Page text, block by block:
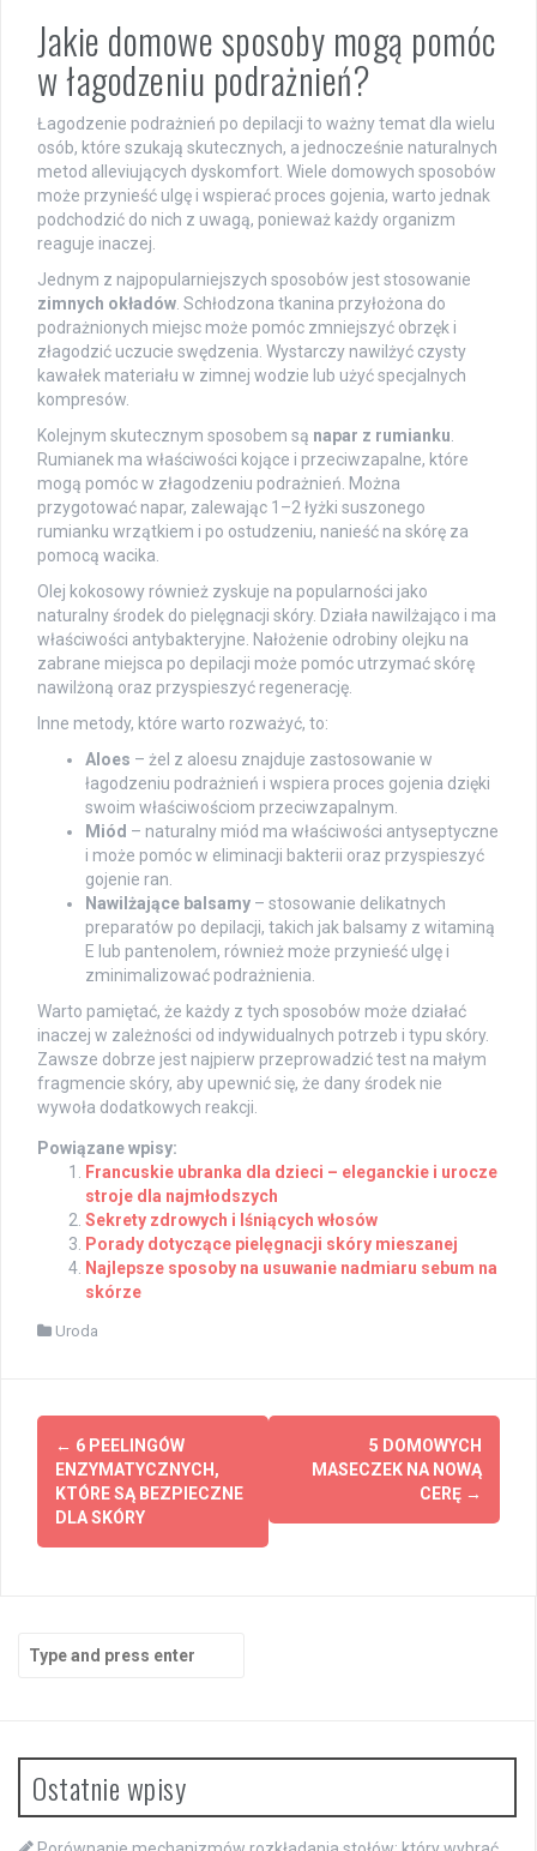
Jakie domowe sposoby mogą pomóc
w łagodzeniu podrażnień?
Łagodzenie podrażnień po depilacji to ważny temat dla wielu
osób, które szukają skutecznych, a jednocześnie naturalnych
metod alleviujących dyskomfort. Wiele domowych sposobów
może przynieść ulgę i wspierać proces gojenia, warto jednak
podchodzić do nich z uwagą, ponieważ każdy organizm
reaguje inaczej.
Jednym z najpopularniejszych sposobów jest stosowanie
zimnych okładów. Schłodzona tkanina przyłożona do
podrażnionych miejsc może pomóc zmniejszyć obrzęk i
złagodzić uczucie swędzenia. Wystarczy nawilżyć czysty
kawałek materiału w zimnej wodzie lub użyć specjalnych
kompresów.
Kolejnym skutecznym sposobem są napar z rumianku.
Rumianek ma właściwości kojące i przeciwzapalne, które
mogą pomóc w złagodzeniu podrażnień. Można
przygotować napar, zalewając 1–2 łyżki suszonego
rumianku wrzątkiem i po ostudzeniu, nanieść na skórę za
pomocą wacika.
Olej kokosowy również zyskuje na popularności jako
naturalny środek do pielęgnacji skóry. Działa nawilżająco i ma
właściwości antybakteryjne. Nałożenie odrobiny olejku na
zabrane miejsca po depilacji może pomóc utrzymać skórę
nawilżoną oraz przyspieszyć regenerację.
Inne metody, które warto rozważyć, to:
Aloes – żel z aloesu znajduje zastosowanie w
łagodzeniu podrażnień i wspiera proces gojenia dzięki
swoim właściwościom przeciwzapalnym.
Miód – naturalny miód ma właściwości antyseptyczne
i może pomóc w eliminacji bakterii oraz przyspieszyć
gojenie ran.
Nawilżające balsamy – stosowanie delikatnych
preparatów po depilacji, takich jak balsamy z witaminą
E lub pantenolem, również może przynieść ulgę i
zminimalizować podrażnienia.
Warto pamiętać, że każdy z tych sposobów może działać
inaczej w zależności od indywidualnych potrzeb i typu skóry.
Zawsze dobrze jest najpierw przeprowadzić test na małym
fragmencie skóry, aby upewnić się, że dany środek nie
wywoła dodatkowych reakcji.
Powiązane wpisy:
Francuskie ubranka dla dzieci – eleganckie i urocze
stroje dla najmłodszych
Sekrety zdrowych i lśniących włosów
Porady dotyczące pielęgnacji skóry mieszanej
Najlepsze sposoby na usuwanie nadmiaru sebum na
skórze
Uroda
Post
navigation
← 6 PEELINGÓW
ENZYMATYCZNYCH,
KTÓRE SĄ BEZPIECZNE
DLA SKÓRY
5 DOMOWYCH
MASECZEK NA NOWĄ
CERĘ →
Search
for:
Ostatnie wpisy